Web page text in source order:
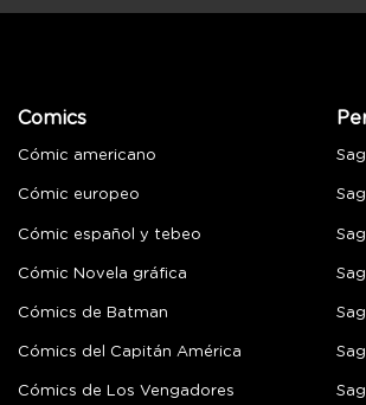
Comics
Cómic americano
Cómic europeo
Cómic español y tebeo
Cómic Novela gráfica
Cómics de Batman
Cómics del Capitán América
Cómics de Los Vengadores